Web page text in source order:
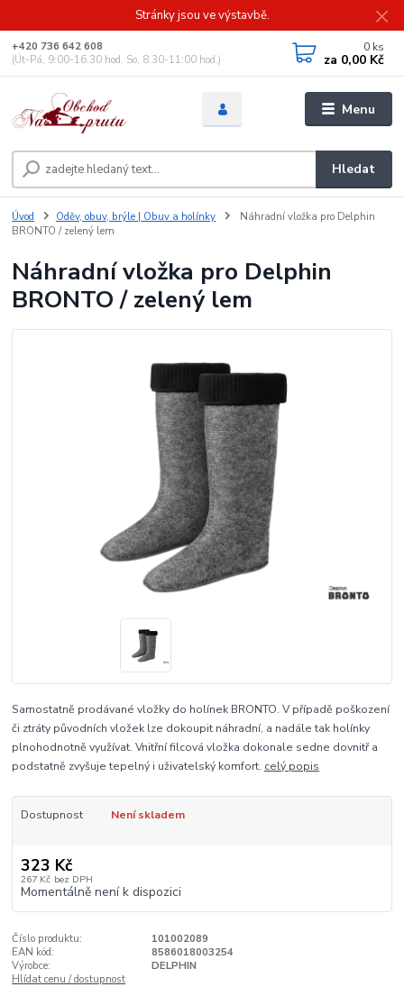
Stránky jsou ve výstavbě.
Menu
Hledat
+420 736 642 608
(Út-Pá, 9:00-16.30 hod. So, 8.30-11:00 hod.)
0 ks
za 0,00 Kč
Úvod Oděv, obuv, brýle | Obuv a holínky
Náhradní vložka pro Delphin
BRONTO / zelený lem
Náhradní vložka pro Delphin
BRONTO / zelený lem
Samostatně prodávané vložky do holínek BRONTO. V případě poškození
či ztráty původních vložek lze dokoupit náhradní, a nadále tak holínky
plnohodnotně využívat. Vnitřní filcová vložka dokonale sedne dovnitř a
podstatně zvyšuje tepelný i uživatelský komfort. celý popis
Dostupnost Není skladem
323 Kč
267 Kč bez DPH
Momentálně není k dispozici
Číslo produktu:
101002089
EAN kód:
8586018003254
Výrobce:
DELPHIN
Hlídat cenu / dostupnost